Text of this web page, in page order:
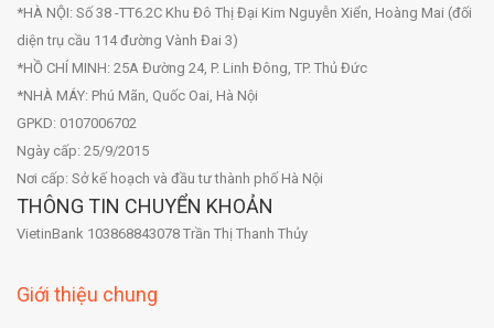
*HÀ NỘI: Số 38 -TT6.2C Khu Đô Thị Đại Kim Nguyễn Xiển, Hoàng Mai (đối
diện trụ cầu 114 đường Vành Đai 3)
*HỒ CHÍ MINH: 25A Đường 24, P. Linh Đông, TP. Thủ Đức
*NHÀ MÁY: Phú Mãn, Quốc Oai, Hà Nội
GPKD: 0107006702
Ngày cấp: 25/9/2015
Nơi cấp: Sở kế hoạch và đầu tư thành phố Hà Nội
THÔNG TIN CHUYỂN KHOẢN
VietinBank 103868843078 Trần Thị Thanh Thủy
Giới thiệu chung